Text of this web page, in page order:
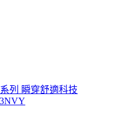
列 瞬穿舒適科技